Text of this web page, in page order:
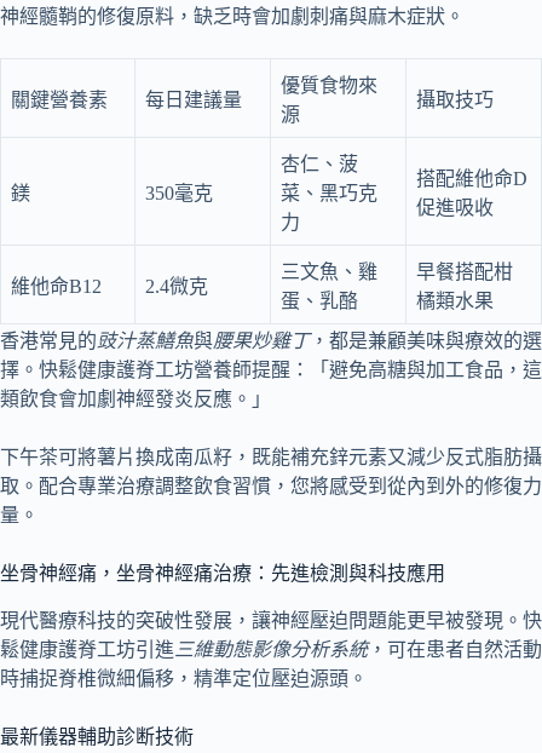
神經髓鞘的修復原料，缺乏時會加劇刺痛與麻木症狀。
關鍵營養素 每日建議量
優質食物來
源
攝取技巧
鎂 350毫克
杏仁、菠
菜、黑巧克
力
搭配維他命D
促進吸收
維他命B12 2.4微克
三文魚、雞
蛋、乳酪
早餐搭配柑
橘類水果
香港常見的豉汁蒸鱔魚與腰果炒雞丁，都是兼顧美味與療效的選
擇。快鬆健康護脊工坊營養師提醒：「避免高糖與加工食品，這
類飲食會加劇神經發炎反應。」
下午茶可將薯片換成南瓜籽，既能補充鋅元素又減少反式脂肪攝
取。配合專業治療調整飲食習慣，您將感受到從內到外的修復力
量。
坐骨神經痛，坐骨神經痛治療：先進檢測與科技應用
現代醫療科技的突破性發展，讓神經壓迫問題能更早被發現。快
鬆健康護脊工坊引進 三維動態影像分析系統，可在患者自然活動
時捕捉脊椎微細偏移，精準定位壓迫源頭。
最新儀器輔助診断技術